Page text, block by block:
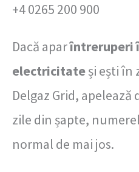
+4 0265 200 900
Dacă aparîntreruperi
electricitateși ești în
Delgaz Grid,
zile din șapte,
normal de mai jos.